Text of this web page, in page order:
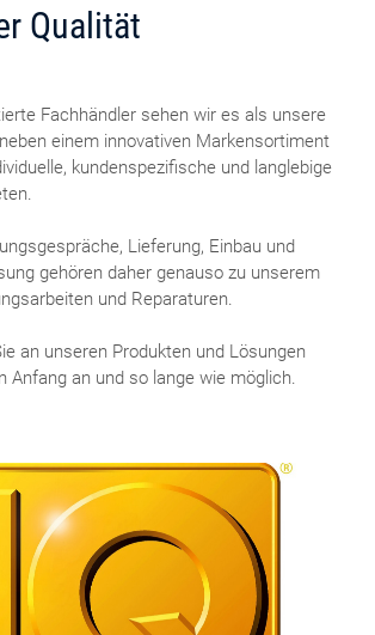
Qualität
Fachhändler sehen wir es als unsere
einem innovativen Markensortiment
kundenspezifische und langlebige
Lieferung, Einbau und
gehören daher genauso zu unserem
und Reparaturen.
an unseren Produkten und Lösungen
Anfang an und so lange wie möglich.